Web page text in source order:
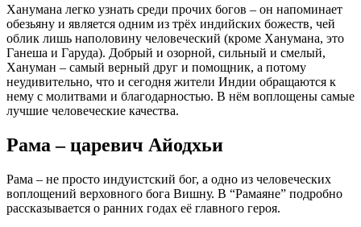
Ханумана легко узнать среди прочих богов – он напоминает
обезьяну и является одним из трёх индийских божеств, чей
облик лишь наполовину человеческий (кроме Ханумана, это
Ганеша и Гаруда). Добрый и озорной, сильный и смелый,
Хануман – самый верный друг и помощник, а потому
неудивительно, что и сегодня жители Индии обращаются к
нему с молитвами и благодарностью. В нём воплощены самые
лучшие человеческие качества.
Рама – царевич Айодхьи
Рама – не просто индуистский бог, а одно из человеческих
воплощений верховного бога Вишну. В “Рамаяне” подробно
рассказывается о ранних годах её главного героя.